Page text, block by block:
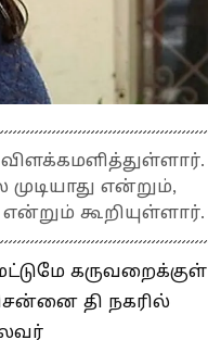
என்றும்,
கூறியுள்ளார்.
கருவறைக்குள்
தி நகரில்